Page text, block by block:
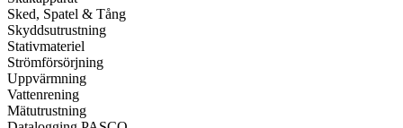
Sked, Spatel & Tång
Skyddsutrustning
Stativmateriel
Strömförsörjning
Uppvärmning
Vattenrening
Mätutrustning